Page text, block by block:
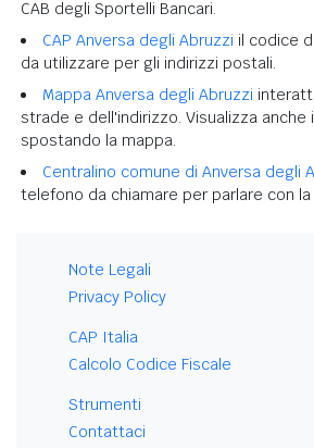
CAB degli Sportelli Bancari.
CAP Anversa degli Abruzzi il codice
da utilizzare per gli indirizzi postali.
Mappa Anversa degli Abruzzi
strade e dell'indirizzo. Visualizza anche
spostando la mappa.
Centralino comune di Anversa degli
telefono da chiamare per parlare con
Note Legali
Privacy Policy
CAP Italia
Calcolo Codice Fiscale
Strumenti
Contattaci